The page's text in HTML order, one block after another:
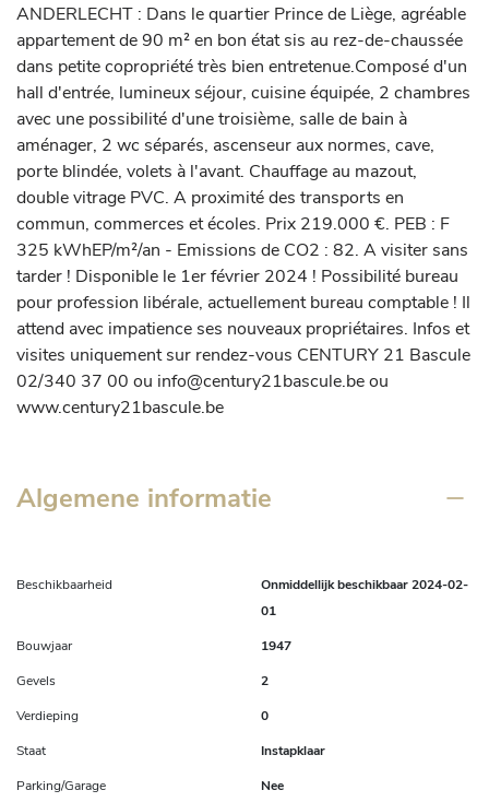
ANDERLECHT : Dans le quartier Prince de Liège, agréable
appartement de 90 m² en bon état sis au rez-de-chaussée
dans petite copropriété très bien entretenue.Composé d'un
hall d'entrée, lumineux séjour, cuisine équipée, 2 chambres
avec une possibilité d'une troisième, salle de bain à
aménager, 2 wc séparés, ascenseur aux normes, cave,
porte blindée, volets à l'avant. Chauffage au mazout,
double vitrage PVC. A proximité des transports en
commun, commerces et écoles. Prix 219.000 €. PEB : F
325 kWhEP/m²/an - Emissions de CO2 : 82. A visiter sans
tarder ! Disponible le 1er février 2024 ! Possibilité bureau
pour profession libérale, actuellement bureau comptable ! Il
attend avec impatience ses nouveaux propriétaires. Infos et
visites uniquement sur rendez-vous CENTURY 21 Bascule
02/340 37 00 ou info@century21bascule.be ou
www.century21bascule.be
Algemene informatie
Beschikbaarheid
Onmiddellijk beschikbaar 2024-02-
01
Bouwjaar
1947
Gevels
2
Verdieping
0
Staat
Instapklaar
Parking/Garage
Nee